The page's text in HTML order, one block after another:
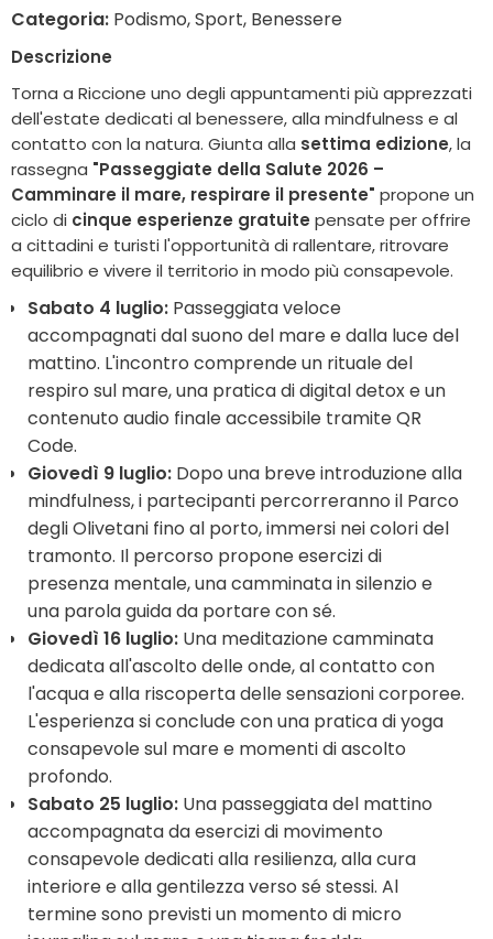
Categoria: Podismo, Sport, Benessere
Descrizione
Torna a Riccione uno degli appuntamenti più apprezzati
dell'estate dedicati al benessere, alla mindfulness e al
contatto con la natura. Giunta alla settima edizione, la
rassegna "Passeggiate della Salute 2026 –
Camminare il mare, respirare il presente" propone un
ciclo di cinque esperienze gratuite pensate per offrire
a cittadini e turisti l'opportunità di rallentare, ritrovare
equilibrio e vivere il territorio in modo più consapevole.
Sabato 4 luglio: Passeggiata veloce
accompagnati dal suono del mare e dalla luce del
mattino. L'incontro comprende un rituale del
respiro sul mare, una pratica di digital detox e un
contenuto audio finale accessibile tramite QR
Code.
Giovedì 9 luglio: Dopo una breve introduzione alla
mindfulness, i partecipanti percorreranno il Parco
degli Olivetani fino al porto, immersi nei colori del
tramonto. Il percorso propone esercizi di
presenza mentale, una camminata in silenzio e
una parola guida da portare con sé.
Giovedì 16 luglio: Una meditazione camminata
dedicata all'ascolto delle onde, al contatto con
l'acqua e alla riscoperta delle sensazioni corporee.
L'esperienza si conclude con una pratica di yoga
consapevole sul mare e momenti di ascolto
profondo.
Sabato 25 luglio: Una passeggiata del mattino
accompagnata da esercizi di movimento
consapevole dedicati alla resilienza, alla cura
interiore e alla gentilezza verso sé stessi. Al
termine sono previsti un momento di micro